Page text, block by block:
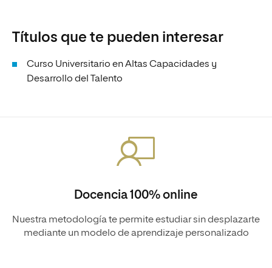
Títulos que te pueden interesar
Curso Universitario en Altas Capacidades y
Desarrollo del Talento
Docencia 100% online
Nuestra metodología te permite estudiar sin desplazarte
mediante un modelo de aprendizaje personalizado